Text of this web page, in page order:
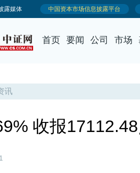
首页 要闻 公司 市场
讯
收报